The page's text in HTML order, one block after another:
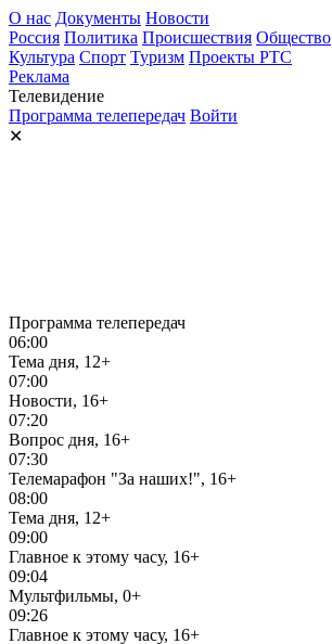
О нас Документы Новости
Россия Политика Происшествия Общество
Культура Спорт Туризм Проекты РТС
Реклама
Телевидение
Программа телепередач Войти
✕
Программа телепередач
06:00
Тема дня, 12+
07:00
Новости, 16+
07:20
Вопрос дня, 16+
07:30
Телемарафон "За наших!", 16+
08:00
Тема дня, 12+
09:00
Главное к этому часу, 16+
09:04
Мультфильмы, 0+
09:26
Главное к этому часу, 16+